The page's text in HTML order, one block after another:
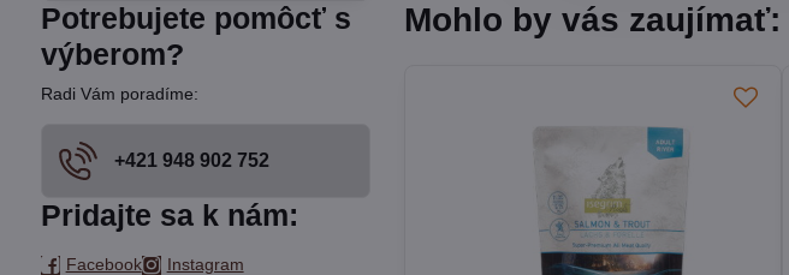
Mohlo by vás zaujímať:
Potrebujete pomôcť s
výberom?
Radi Vám poradíme:
+421 948 902 752
Pridajte sa k nám:
Facebook Instagram